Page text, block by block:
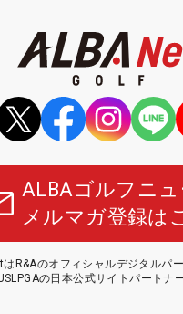
ALBAゴルフニュ
メルマガ登録は
はR&Aのオフィシャルデジタルパ
の日本公式サイトパートナ